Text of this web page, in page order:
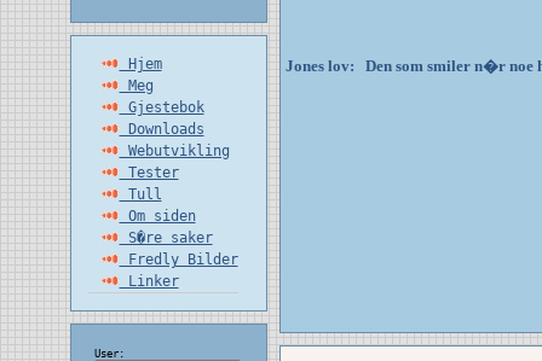
Hjem
Meg
Gjestebok
Downloads
Webutvikling
Tester
Tull
Om siden
S�re saker
Fredly Bilder
Linker
User:
Jones lov: Den som smiler n�r noe